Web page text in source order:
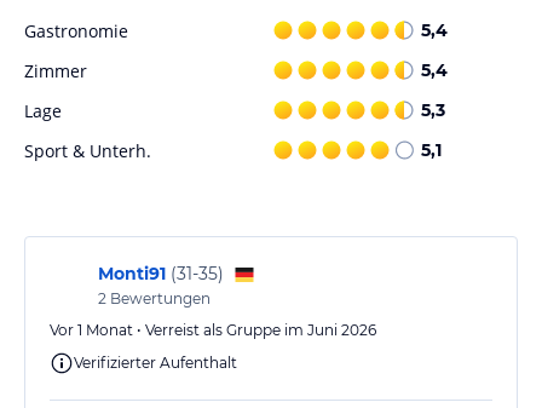
El Faro Lounge Bar
The Show Factory "theater" Getränke und Shows
Pool-Bar "Terra Sana"
Sport und Unterhaltung
Sport:
- Tennis
- Hallenfußball
- Boccia
Gastronomie 5,4
Zimmer 5,4
Lage 5,3
Sport & Unterh. 5,1
Monti91 (31-35)
2 Bewertungen
Vor 1 Monat • Verreist als Gruppe im Juni 2026
Verifizierter Aufenthalt